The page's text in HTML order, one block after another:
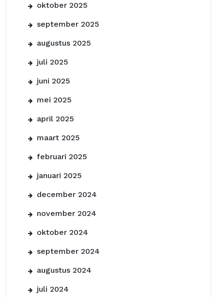
oktober 2025
september 2025
augustus 2025
juli 2025
juni 2025
mei 2025
april 2025
maart 2025
februari 2025
januari 2025
december 2024
november 2024
oktober 2024
september 2024
augustus 2024
juli 2024